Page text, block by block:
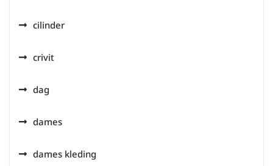
cilinder
crivit
dag
dames
dames kleding